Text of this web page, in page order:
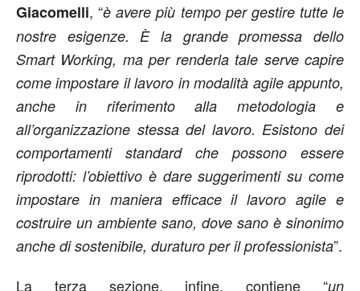
Giacomelli, “è avere più tempo per gestire tutte le
nostre esigenze. È la grande promessa dello
Smart Working, ma per renderla tale serve capire
come impostare il lavoro in modalità agile appunto,
anche in riferimento alla metodologia e
all’organizzazione stessa del lavoro. Esistono dei
comportamenti standard che possono essere
riprodotti: l’obiettivo è dare suggerimenti su come
impostare in maniera efficace il lavoro agile e
costruire un ambiente sano, dove sano è sinonimo
anche di sostenibile, duraturo per il professionista”.
La terza sezione, infine, contiene “un